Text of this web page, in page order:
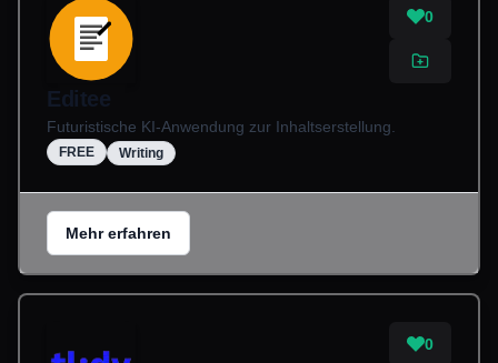
0
Editee
Futuristische KI-Anwendung zur Inhaltserstellung.
FREE Writing
Mehr erfahren
0